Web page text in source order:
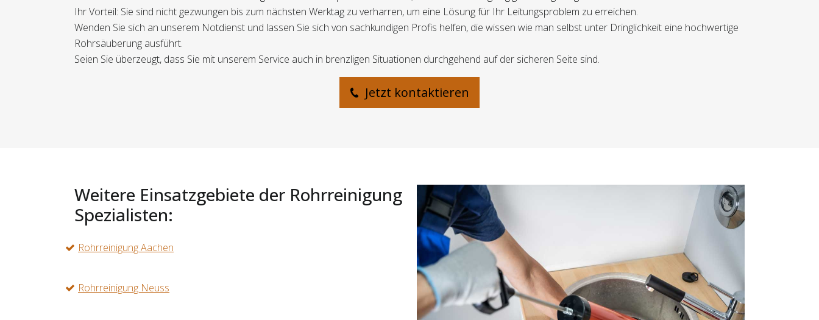
Ihr Vorteil: Sie sind nicht gezwungen bis zum nächsten Werktag zu verharren, um eine Lösung für Ihr Leitungsproblem zu erreichen.
Wenden Sie sich an unserem Notdienst und lassen Sie sich von sachkundigen Profis helfen, die wissen wie man selbst unter Dringlichkeit eine hochwertige
Rohrsäuberung ausführt.
Seien Sie überzeugt, dass Sie mit unserem Service auch in brenzligen Situationen durchgehend auf der sicheren Seite sind.
Jetzt kontaktieren
Weitere Einsatzgebiete der Rohrreinigung
Spezialisten:
Rohrreinigung Aachen
Rohrreinigung Neuss